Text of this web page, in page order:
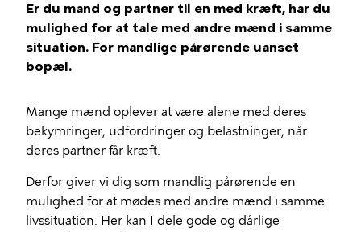
Er du mand og partner til en med kræft, har du
mulighed for at tale med andre mænd i samme
situation. For mandlige pårørende uanset
bopæl.
Mange mænd oplever at være alene med deres
bekymringer, udfordringer og belastninger, når
deres partner får kræft.
Derfor giver vi dig som mandlig pårørende en
mulighed for at mødes med andre mænd i samme
livssituation. Her kan I dele gode og dårlige